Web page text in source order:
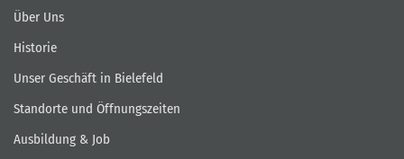
Über Uns
Historie
Unser Geschäft in Bielefeld
Standorte und Öffnungszeiten
Ausbildung & Job